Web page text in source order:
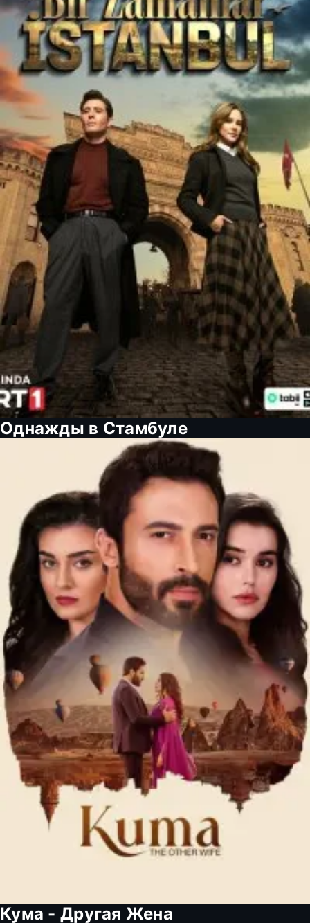
Однажды в Стамбуле
Кума - Другая Жена